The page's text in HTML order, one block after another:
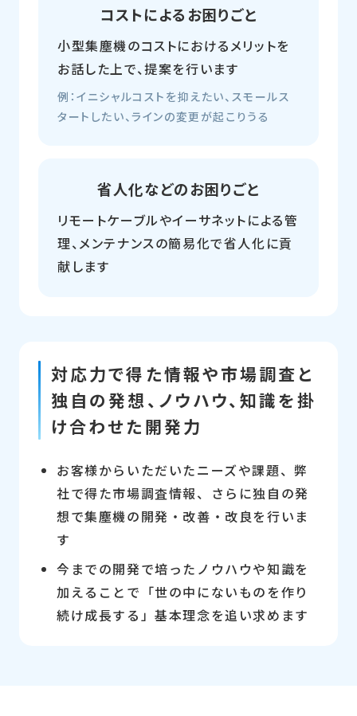
コストによるお困りごと
小型集塵機のコストにおけるメリットを
お話した上で、提案を行います
例：イニシャルコストを抑えたい、スモールス
タートしたい、ラインの変更が起こりうる
省人化などのお困りごと
リモートケーブルやイーサネットによる管
理、メンテナンスの簡易化で省人化に貢
献します
対応力で得た情報や市場調査と
独自の発想、ノウハウ、知識を掛
け合わせた開発力
お客様からいただいたニーズや課題、弊
社で得た市場調査情報、さらに独自の発
想で集塵機の開発・改善・改良を行いま
す
今までの開発で培ったノウハウや知識を
加えることで「世の中にないものを作り
続け成長する」基本理念を追い求めます